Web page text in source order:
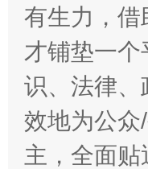
在谋一域
有生力，借
才铺垫一
识、法律
效地为公众
主，全面